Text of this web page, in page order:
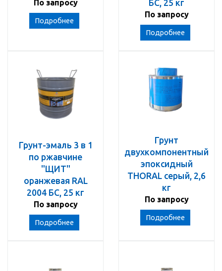
По запросу
Подробнее
БС, 25 кг
По запросу
Подробнее
Грунт-эмаль 3 в 1
по ржавчине
"ЩИТ"
оранжевая RAL
2004 БС, 25 кг
По запросу
Подробнее
Грунт
двухкомпонентный
эпоксидный
THORAL серый, 2,6
кг
По запросу
Подробнее